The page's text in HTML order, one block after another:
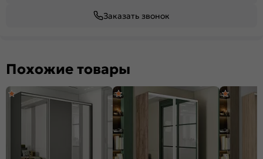
Заказать звонок
Похожие товары